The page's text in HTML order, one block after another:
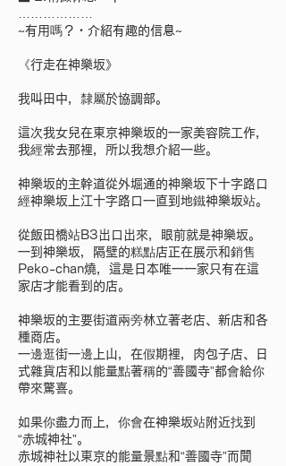
~有用嗎？・介紹有趣的信息~
《行走在神樂坂》
我叫田中，隸屬於協調部。
這次我女兒在東京神樂坂的一家美容院工作，
我經常去那裡，所以我想介紹一些。
神樂坂的主幹道從外堀通的神樂坂下十字路口
經神樂坂上江十字路口一直到地鐵神樂坂站。
從飯田橋站B3出口出來，眼前就是神樂坂。
一到神樂坂，隔壁的糕點店正在展示和銷售
Peko-chan燒，這是日本唯一一家只有在這
家店才能看到的店。
神樂坂的主要街道兩旁林立著老店、新店和各
種商店。
一邊逛街一邊上山，在假期裡，肉包子店、日
式雜貨店和以能量點著稱的“善國寺”都會給你
帶來驚喜。
如果你盡力而上，你會在神樂坂站附近找到
“赤城神社”。
赤城神社以東京的能量景點和“善國寺”而聞